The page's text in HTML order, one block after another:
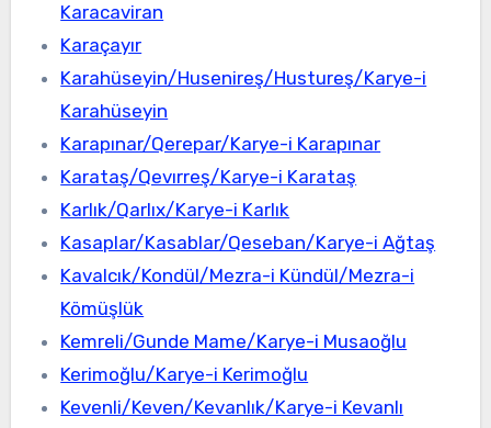
Karacaviran
Karaçayır
Karahüseyin/Husenireş/Hustureş/Karye-i
Karahüseyin
Karapınar/Qerepar/Karye-i Karapınar
Karataş/Qevırreş/Karye-i Karataş
Karlık/Qarlıx/Karye-i Karlık
Kasaplar/Kasablar/Qeseban/Karye-i Ağtaş
Kavalcık/Kondül/Mezra-i Kündül/Mezra-i
Kömüşlük
Kemreli/Gunde Mame/Karye-i Musaoğlu
Kerimoğlu/Karye-i Kerimoğlu
Kevenli/Keven/Kevanlık/Karye-i Kevanlı